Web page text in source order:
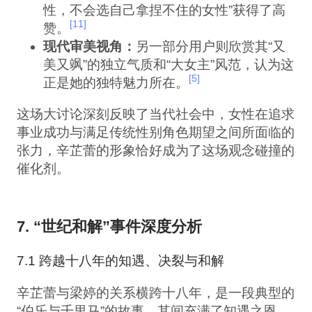
性，不会选自己拿捏不住的女性”获得了高
赞。
[11]
现代审美视角： 另一部分用户则欣赏其“又
美又飒”的独立气质和“大女主”风范，认为这
正是她的独特魅力所在。
[5]
这场大讨论深刻反映了当代社会中，女性在追求
事业成功与满足传统性别角色期望之间所面临的
张力，辛芷蕾的形象恰好成为了这场观念碰撞的
催化剂。
7. “世纪和解”事件深度分析
7.1 跨越十八年的知遇、决裂与和解
辛芷蕾与梁婷的关系横跨十八年，是一段典型的